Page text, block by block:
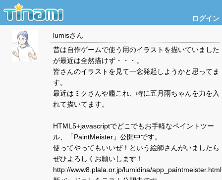
ログイン
lumisさん
昔は自作ゲームで使う用のイラストを描いていました
が最近は全然描けず・・・。
皆さんのイラストを見て一念発起しようかと思ってま
す。
最近はミクさんや艦これ、特に五月雨ちゃんを力を入
れて描いてます。
HTML5+javascriptでどこでもお手軽なペイントツー
ル、「PaintMeister」公開中です。
使ってやってもいいぜ！という絵師さんがいましたら
ぜひよろしくお願いします！
http://www8.plala.or.jp/lumidina/app_paintmeister.html